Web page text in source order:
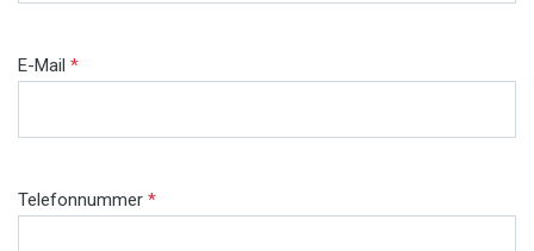
E-Mail *
Telefonnummer *